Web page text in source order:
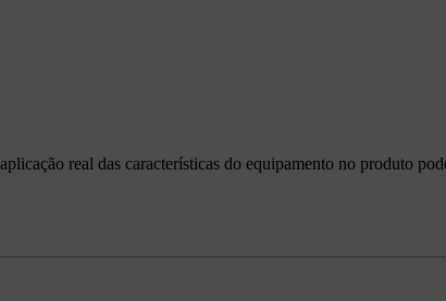
real das características do equipamento no produto